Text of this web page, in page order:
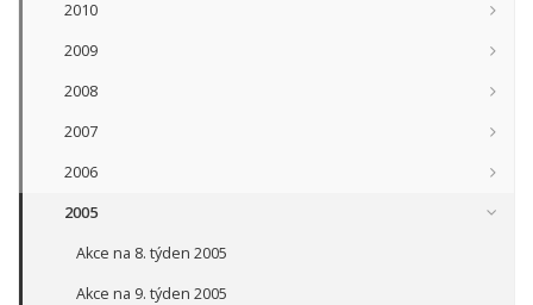
2010
2009
2008
2007
2006
2005
Akce na 8. týden 2005
Akce na 9. týden 2005